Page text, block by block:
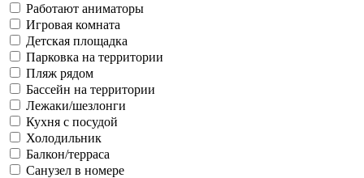
Работают аниматоры
Игровая комната
Детская площадка
Парковка на территории
Пляж рядом
Бассейн на территории
Лежаки/шезлонги
Кухня с посудой
Холодильник
Балкон/терраса
Санузел в номере